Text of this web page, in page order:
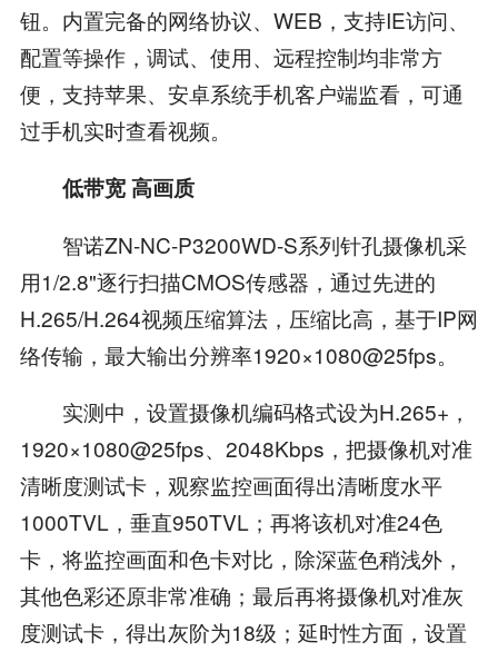
钮。内置完备的网络协议、WEB，支持IE访问、
配置等操作，调试、使用、远程控制均非常方
便，支持苹果、安卓系统手机客户端监看，可通
过手机实时查看视频。
低带宽 高画质
智诺ZN-NC-P3200WD-S系列针孔摄像机采
用1/2.8"逐行扫描CMOS传感器，通过先进的
H.265/H.264视频压缩算法，压缩比高，基于IP网
络传输，最大输出分辨率1920×1080@25fps。
实测中，设置摄像机编码格式设为H.265+，
1920×1080@25fps、2048Kbps，把摄像机对准
清晰度测试卡，观察监控画面得出清晰度水平
1000TVL，垂直950TVL；再将该机对准24色
卡，将监控画面和色卡对比，除深蓝色稍浅外，
其他色彩还原非常准确；最后再将摄像机对准灰
度测试卡，得出灰阶为18级；延时性方面，设置